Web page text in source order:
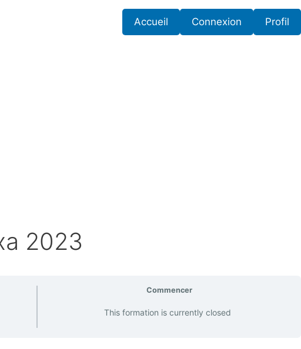
Accueil Connexion Profil
2023
Commencer
This formation is currently closed